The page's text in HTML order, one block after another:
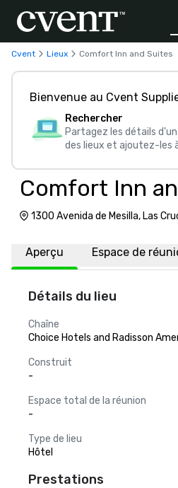
Cvent Lieux Comfort Inn and Suites
Bienvenue au Cvent
Rechercher
Partagez les détails
des lieux et ajoutez-les
Comfort Inn
1300 Avenida de Mesilla, Las
Aperçu Espace de
Détails du lieu
Chaîne
Choice Hotels and Radisson
Construit
-
Espace total de la réunion
-
Type de lieu
Hôtel
Prestations